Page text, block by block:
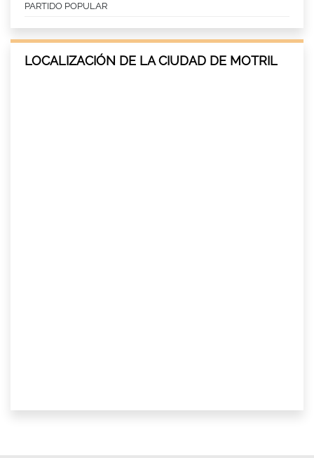
PARTIDO POPULAR
LOCALIZACIÓN DE LA CIUDAD DE MOTRIL